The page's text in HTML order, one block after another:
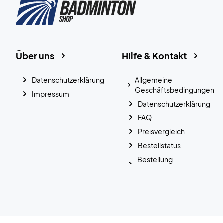
Hilfe & Kontakt
Allgemeine
Geschäftsbedingungen
Datenschutzerklärung
FAQ
Preisvergleich
Bestellstatus
Bestellung
Über uns
Datenschutzerklärung
Impressum